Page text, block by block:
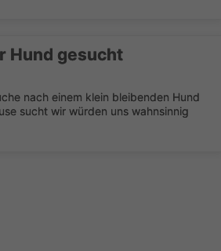
Hund gesucht
nach einem klein bleibenden Hund
sucht wir würden uns wahnsinnig